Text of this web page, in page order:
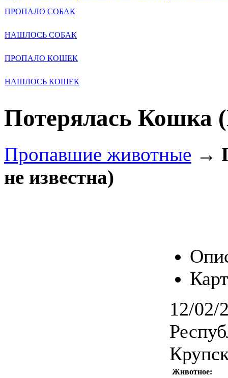
ПРОПАЛО СОБАК
НАШЛОСЬ СОБАК
ПРОПАЛО КОШЕК
НАШЛОСЬ КОШЕК
Потерялась Кошка
Пропавшие животные →
не известна)
12/02/
Животное: